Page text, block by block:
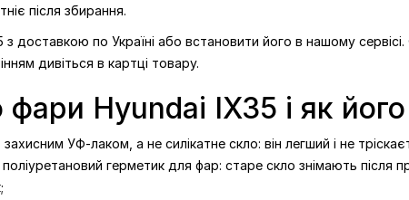
після збирання.
доставкою по Україні або встановити його в нашому
дивіться в картці товару.
Hyundai IX35 і як
УФ-лаком, а не силікатне скло: він легший і не
герметик для фар: старе скло знімають після